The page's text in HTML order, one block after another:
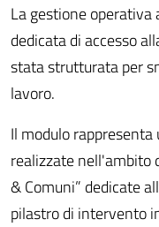
La gestione
dedicata di accesso
stata strutturata per
lavoro.
Il modulo
realizzate nell'ambito
& Comuni” dedicate
pilastro di intervento